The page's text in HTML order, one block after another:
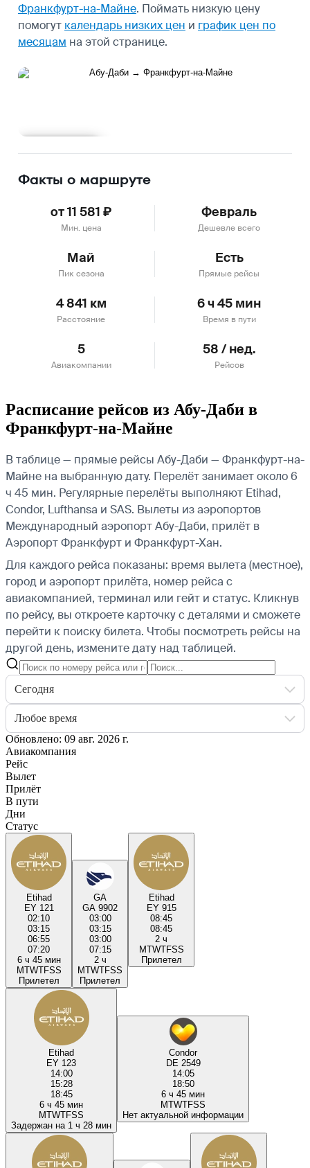
Франкфурт-на-Майне. Поймать низкую цену
помогут календарь низких цен и график цен по
месяцам на этой странице.
Факты о маршруте
от 11 581 ₽
Мин. цена
Февраль
Дешевле всего
Май
Пик сезона
Есть
Прямые рейсы
4 841 км
Расстояние
6 ч 45 мин
Время в пути
5
Авиакомпании
58 / нед.
Рейсов
Расписание рейсов из Абу-Даби в
Франкфурт-на-Майне
В таблице — прямые рейсы Абу-Даби — Франкфурт-на-
Майне на выбранную дату. Перелёт занимает около 6
ч 45 мин. Регулярные перелёты выполняют Etihad,
Condor, Lufthansa и SAS. Вылеты из аэропортов
Международный аэропорт Абу-Даби, прилёт в
Аэропорт Франкфурт и Франкфурт-Хан.
Для каждого рейса показаны: время вылета (местное),
город и аэропорт прилёта, номер рейса с
авиакомпанией, терминал или гейт и статус. Кликнув
по рейсу, вы откроете карточку с деталями и сможете
перейти к поиску билета. Чтобы посмотреть рейсы на
другой день, измените дату над таблицей.
Сегодня
Любое время
Обновлено: 09 авг. 2026 г.
Авиакомпания
Рейс
Вылет
Прилёт
В пути
Дни
Статус
Etihad
EY 121
02:10
03:15
06:55
07:20
6 ч 45 мин
MTWTFSS
Прилетел
GA
GA 9902
03:00
03:15
03:00
07:15
2 ч
MTWTFSS
Прилетел
Etihad
EY 915
08:45
08:45
2 ч
MTWTFSS
Прилетел
Etihad
EY 123
14:00
15:28
18:45
6 ч 45 мин
MTWTFSS
Задержан на 1 ч 28 мин
Condor
DE 2549
14:05
18:50
6 ч 45 мин
MTWTFSS
Нет актуальной информации